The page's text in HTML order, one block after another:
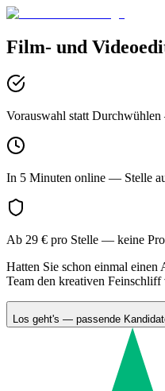
Film- und
Vorauswahl statt Durchwühlen
In 5 Minuten online — Stelle
Ab 29 € pro Stelle — keine
Hatten Sie schon einmal
Team den kreativen
Los geht's — passende